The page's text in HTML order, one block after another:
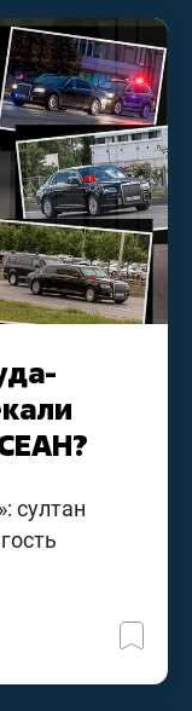
султан